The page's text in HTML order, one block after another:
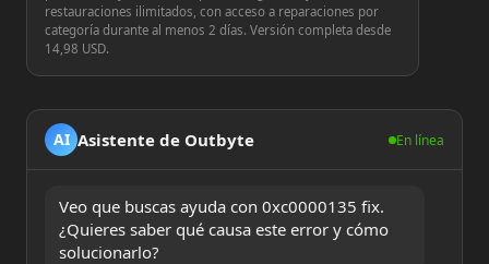
restauraciones ilimitados, con acceso a reparaciones por
categoría durante al menos 2 días. Versión completa desde
14,98 USD.
AI Asistente de Outbyte En línea
Veo que buscas ayuda con 0xc0000135 fix.
¿Quieres saber qué causa este error y cómo
solucionarlo?